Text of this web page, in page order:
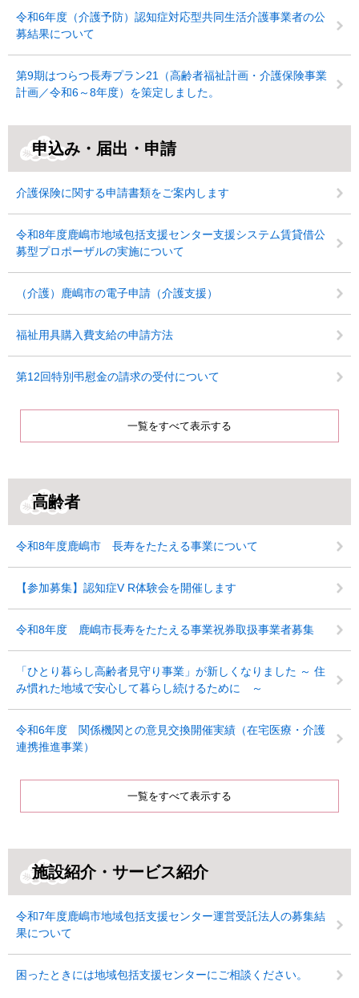
令和6年度（介護予防）認知症対応型共同生活介護事業者の公
募結果について
第9期はつらつ長寿プラン21（高齢者福祉計画・介護保険事業
計画／令和6～8年度）を策定しました。
申込み・届出・申請
介護保険に関する申請書類をご案内します
令和8年度鹿嶋市地域包括支援センター支援システム賃貸借公
募型プロポーザルの実施について
（介護）鹿嶋市の電子申請（介護支援）
福祉用具購入費支給の申請方法
第12回特別弔慰金の請求の受付について
一覧をすべて表示する
高齢者
令和8年度鹿嶋市 長寿をたたえる事業について
【参加募集】認知症V R体験会を開催します
令和8年度 鹿嶋市長寿をたたえる事業祝券取扱事業者募集
「ひとり暮らし高齢者見守り事業」が新しくなりました ～ 住
み慣れた地域で安心して暮らし続けるために ～
令和6年度 関係機関との意見交換開催実績（在宅医療・介護
連携推進事業）
一覧をすべて表示する
施設紹介・サービス紹介
令和7年度鹿嶋市地域包括支援センター運営受託法人の募集結
果について
困ったときには地域包括支援センターにご相談ください。